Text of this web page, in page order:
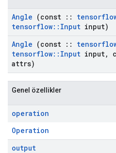
Angle (const ::
tensorflow:: Input input)
Angle (const ::
tensorflow:: Input input,
attrs)
Genel özellikler
operation
Operation
output